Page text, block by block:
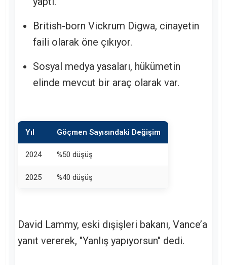
British-born Vickrum Digwa, cinayetin
faili olarak öne çıkıyor.
Sosyal medya yasaları, hükümetin
elinde mevcut bir araç olarak var.
Yıl Göçmen Sayısındaki Değişim
2024 %50 düşüş
2025 %40 düşüş
David Lammy, eski dışişleri bakanı, Vance’a
yanıt vererek, "Yanlış yapıyorsun" dedi.